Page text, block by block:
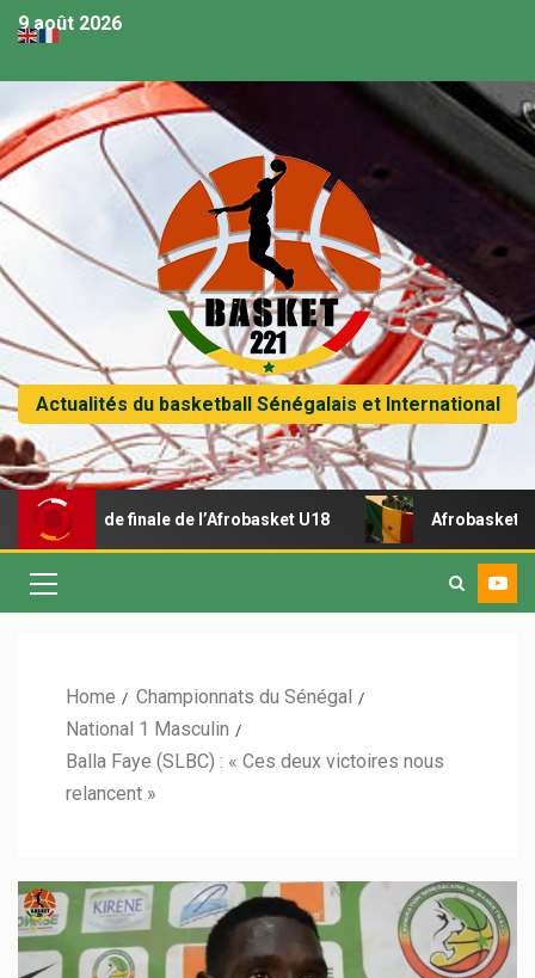
9 août 2026
Actualités du basketball Sénégalais et International
de finale de l’Afrobasket U18 Afrobasket U18 –
Home
Championnats du Sénégal
National 1 Masculin
Balla Faye (SLBC) : « Ces deux victoires nous
relancent »